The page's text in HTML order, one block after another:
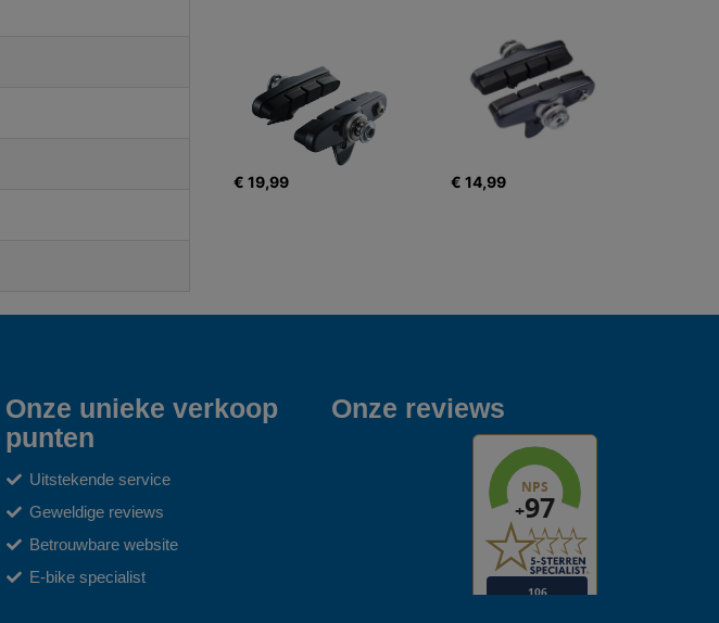
€ 19,99 € 14,99
Onze unieke verkoop
punten
Uitstekende service
Geweldige reviews
Betrouwbare website
E-bike specialist
Onze reviews